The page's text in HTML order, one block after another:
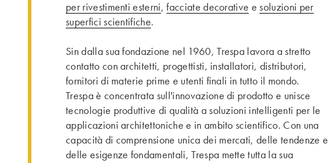
per rivestimenti esterni,facciate decorative esoluzioni per
superfici scientifiche.
Sin dalla sua fondazione nel 1960, Trespa lavora a stretto
contatto con architetti, progettisti, installatori, distributori,
fornitori di materie prime e utenti finali in tutto il mondo.
Trespa è concentrata sull'innovazione di prodotto e unisce
tecnologie produttive di qualità a soluzioni intelligenti per le
applicazioni architettoniche e in ambito scientifico. Con una
capacità di comprensione unica dei mercati, delle tendenze e
delle esigenze fondamentali, Trespa mette tutta la sua